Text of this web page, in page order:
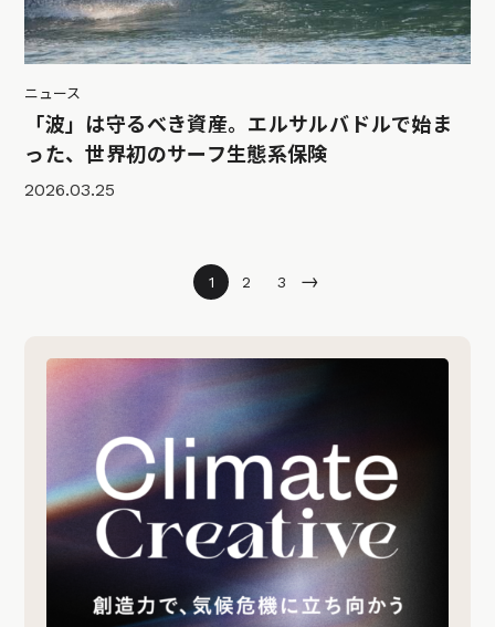
ニュース
「波」は守るべき資産。エルサルバドルで始ま
った、世界初のサーフ生態系保険
2026.03.25
1 2 3 →